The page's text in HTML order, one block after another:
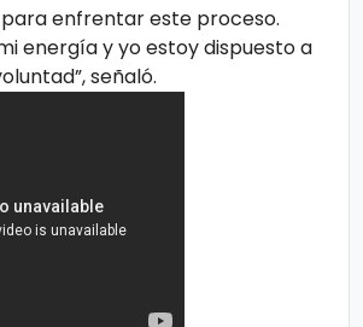
enfrentar este proceso.
energía y yo estoy dispuesto a
señaló.